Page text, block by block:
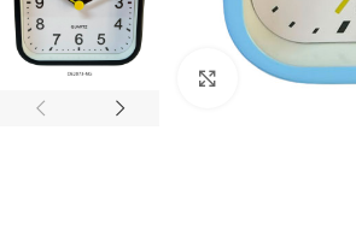
Click to enlarge